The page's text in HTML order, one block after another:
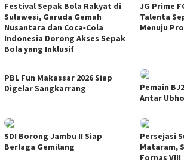
Festival Sepak Bola Rakyat di
Sulawesi, Garuda Gemah
Nusantara dan Coca‑Cola
Indonesia Dorong Akses Sepak
Bola yang Inklusif
JG Prime
Talenta
Menuju
PBL Fun Makassar 2026 Siap
Digelar Sangkarrang
Pemain
Antar
SDI Borong Jambu II Siap
Berlaga Gemilang
Persejasi
Mataram,
Fornas VIII